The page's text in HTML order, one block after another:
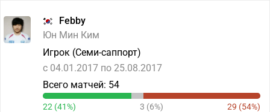
Febby
Юн Мин Ким
Игрок (Семи-саппорт)
c 04.01.2017 по 25.08.2017
Всего матчей: 54
22 (41%) 3 (6%) 29 (54%)